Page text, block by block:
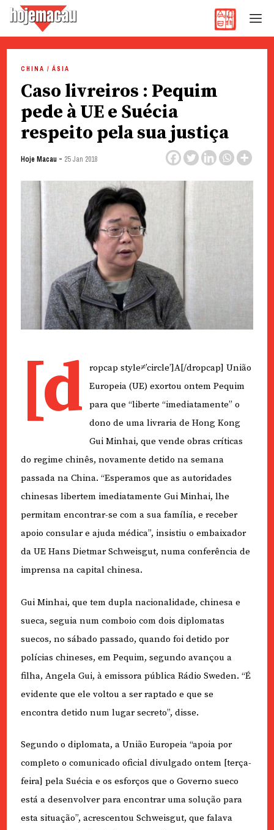
content
CHINA / ÁSIA
Caso livreiros : Pequim
pede à UE e Suécia
respeito pela sua justiça
Hoje Macau - 25 Jan 2018
[d
ropcap style≠’circle’]A[/dropcap] União
Europeia (UE) exortou ontem Pequim
para que “liberte “imediatamente” o
dono de uma livraria de Hong Kong
Gui Minhai, que vende obras críticas
do regime chinês, novamente detido na semana
passada na China. “Esperamos que as autoridades
chinesas libertem imediatamente Gui Minhai, lhe
permitam encontrar-se com a sua família, e receber
apoio consular e ajuda médica”, insistiu o embaixador
da UE Hans Dietmar Schweisgut, numa conferência de
imprensa na capital chinesa.
Gui Minhai, que tem dupla nacionalidade, chinesa e
sueca, seguia num comboio com dois diplomatas
suecos, no sábado passado, quando foi detido por
polícias chineses, em Pequim, segundo avançou a
filha, Angela Gui, à emissora pública Rádio Sweden. “É
evidente que ele voltou a ser raptado e que se
encontra detido num lugar secreto”, disse.
Segundo o diplomata, a União Europeia “apoia por
completo o comunicado oficial divulgado ontem [terça-
feira] pela Suécia e os esforços que o Governo sueco
está a desenvolver para encontrar uma solução para
esta situação”, acrescentou Schweisgut, que falava